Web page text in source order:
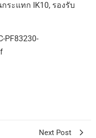
ระแทก IK10, รองรับ
PF83230-
Next Post